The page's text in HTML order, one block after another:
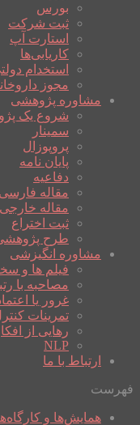
بورس
ثبت شرکت
استارت آپ
کاریابی‌ها
استخدام
مجوز
مشاوره پژوهشی
شروع یک
سمینار
پروپوزال
پایان نامه
دفاعیه
مقاله فارسی
مقاله خارجی
ثبت اختراع
طرح
مشاوره انگیزشی
فیلم ها و
مصاحبه با
غرور یا
تمرینات
رهایی از
NLP
ارتباط با ما
فهرست
همایش‌ها و